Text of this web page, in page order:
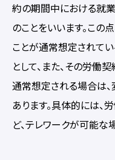
約の期間中における就
のことをいいます。この
ことが通常想定されて
として、また、その労働
通常想定される場合は
あります。具体的には、
ど、テレワークが可能な